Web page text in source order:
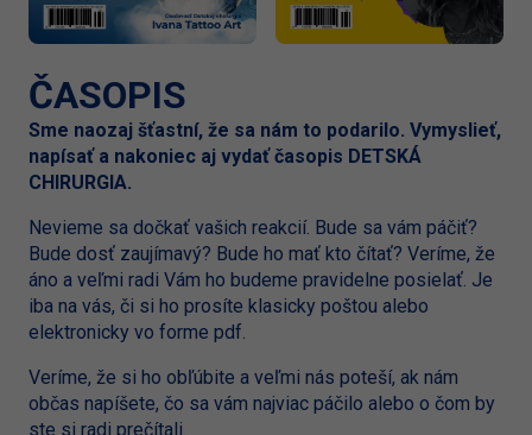
ČASOPIS
Sme naozaj šťastní, že sa nám to podarilo. Vymyslieť,
napísať a nakoniec aj vydať časopis DETSKÁ
CHIRURGIA.
Nevieme sa dočkať vašich reakcií. Bude sa vám páčiť?
Bude dosť zaujímavý? Bude ho mať kto čítať? Veríme, že
áno a veľmi radi Vám ho budeme pravidelne posielať. Je
iba na vás, či si ho prosíte klasicky poštou alebo
elektronicky vo forme pdf.
Veríme, že si ho obľúbite a veľmi nás poteší, ak nám
občas napíšete, čo sa vám najviac páčilo alebo o čom by
ste si radi prečítali.